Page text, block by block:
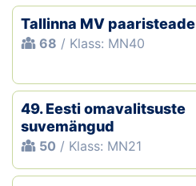
Tallinna MV paaristeade
68 / Klass: MN40
49. Eesti omavalitsuste
suvemängud
50 / Klass: MN21